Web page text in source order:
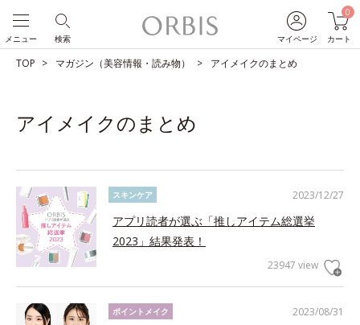
マイページ
0
カート
検索
メニュー
TOP マガジン（美容情報・読み物） アイメイクのまとめ
アイメイクのまとめ
2023/12/27
スキンケア
アプリ読者が選ぶ「推しアイテム総選挙
2023」結果発表！
23947 view
2023/08/31
ポイントメイク